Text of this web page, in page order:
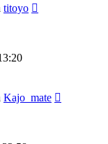
titoyo
Kajo_mate